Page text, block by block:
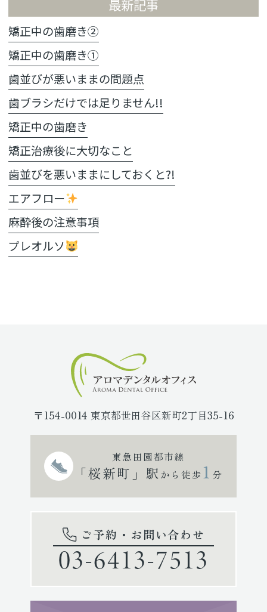
最新記事
矯正中の歯磨き②
矯正中の歯磨き①
歯並びが悪いままの問題点
歯ブラシだけでは足りません!!
矯正中の歯磨き
矯正治療後に大切なこと
歯並びを悪いままにしておくと?!
エアフロー
麻酔後の注意事項
プレオルソ
〒154-0014 東京都世田谷区新町2丁目35-16
東急田園都市線
「桜新町」駅 から徒歩 1 分
ご予約・お問い合わせ
03-6413-7513